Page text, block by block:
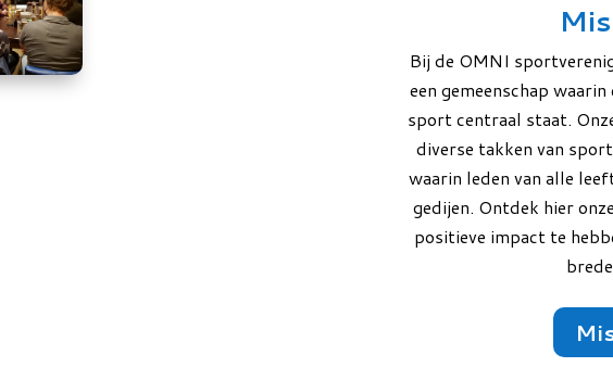
Bij de OMNI
een gemeenschap
sport centraal staat.
diverse takken van
waarin leden van alle
gedijen. Ontdek hier
positieve impact te